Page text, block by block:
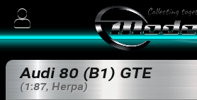
Audi 80 (B1) GTE
(1:87, Herpa)